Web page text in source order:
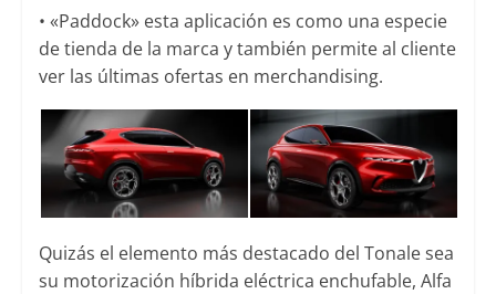
• «Paddock» esta aplicación es como una especie
de tienda de la marca y también permite al cliente
ver las últimas ofertas en merchandising.
Quizás el elemento más destacado del Tonale sea
su motorización híbrida eléctrica enchufable, Alfa